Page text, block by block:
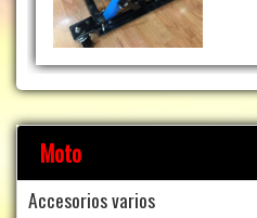
Moto
Accesorios varios